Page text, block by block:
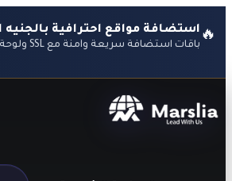
🔥 استضافة مواقع احترافية
باقات استضافة سريعة وآمنة مع SSL ولوحة cPanel ودعم عربي.